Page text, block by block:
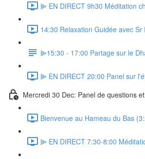
⫸ EN DIRECT 9h30 Méditation
14:30 Relaxation Guidée avec
⫸15:30 - 17:00 Partage sur le
⫸ EN DIRECT 20:00 Panel sur
Mercredi 30 Dec: Panel de questions
Bienvenue au Hameau du Bas
⫸ EN DIRECT 7:30-8:00